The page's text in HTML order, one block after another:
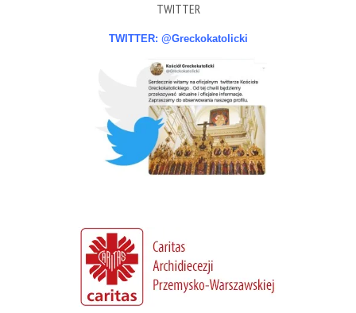
TWITTER
TWITTER: @Greckokatolicki